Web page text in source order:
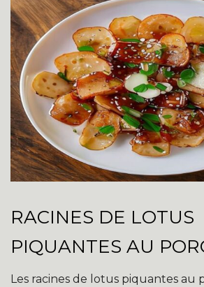
RACINES DE LOTUS
PIQUANTES AU
Les racines de lotus piquantes au